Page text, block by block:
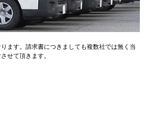
ます。請求書につきましても複数社では無く当
せて頂きます。